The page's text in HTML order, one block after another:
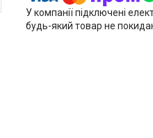
У компанії підключені
будь-який товар не